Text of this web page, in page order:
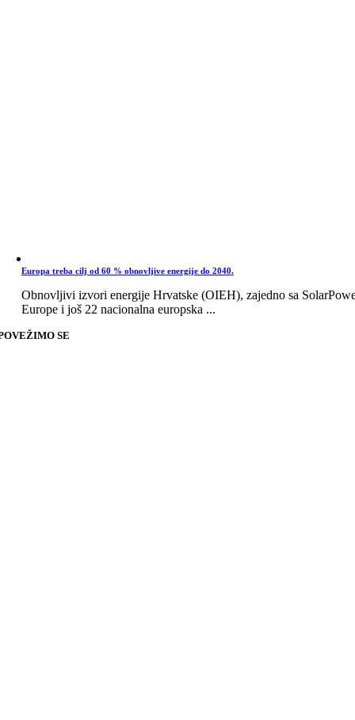
Europa treba cilj od 60 % obnovljive energije do 2040.
Obnovljivi izvori energije Hrvatske (OIEH), zajedno sa
Europe i još 22 nacionalna europska ...
SE